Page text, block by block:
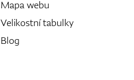
Mapa webu
Velikostní tabulky
Blog